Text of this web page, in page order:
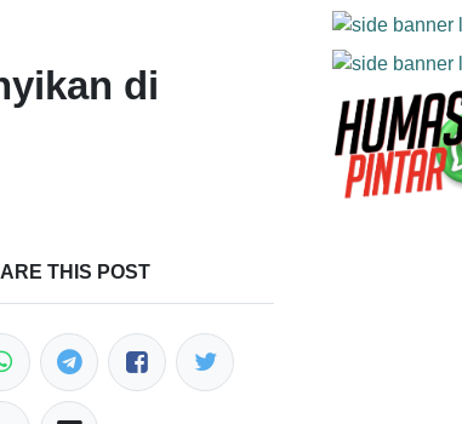
di
THIS POST